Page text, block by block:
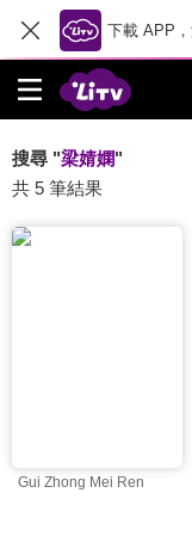
下載 APP
搜尋 "梁婧嫻"
共 5 筆結果
Gui Zhong Mei Ren